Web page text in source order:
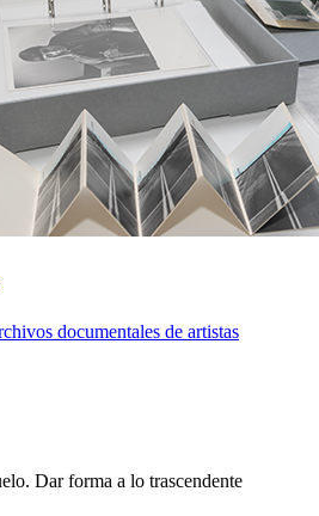
documentales de artistas
Dar forma a lo trascendente